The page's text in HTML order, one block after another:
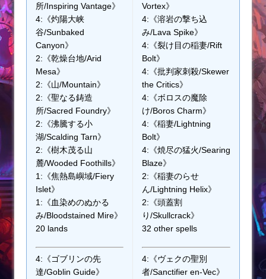
所/Inspiring Vantage》
4:《灼陽大峡
谷/Sunbaked
Canyon》
2:《乾燥台地/Arid
Mesa》
2:《山/Mountain》
2:《聖なる鋳造
所/Sacred Foundry》
2:《沸騰する小
湖/Scalding Tarn》
2:《樹木茂る山
麓/Wooded Foothills》
1:《焦熱島嶼域/Fiery
Islet》
1:《血染めのぬかる
み/Bloodstained Mire》
20 lands
4:《ゴブリンの先
達/Goblin Guide》
Vortex》
4:《溶岩の撃ち込
み/Lava Spike》
4:《裂け目の稲妻/Rift
Bolt》
4:《批判家刺殺/Skewer
the Critics》
4:《ボロスの魔除
け/Boros Charm》
4:《稲妻/Lightning
Bolt》
4:《焼尽の猛火/Searing
Blaze》
2:《稲妻のらせ
ん/Lightning Helix》
2:《頭蓋割
り/Skullcrack》
32 other spells
4:《ヴェクの聖別
者/Sanctifier en-Vec》